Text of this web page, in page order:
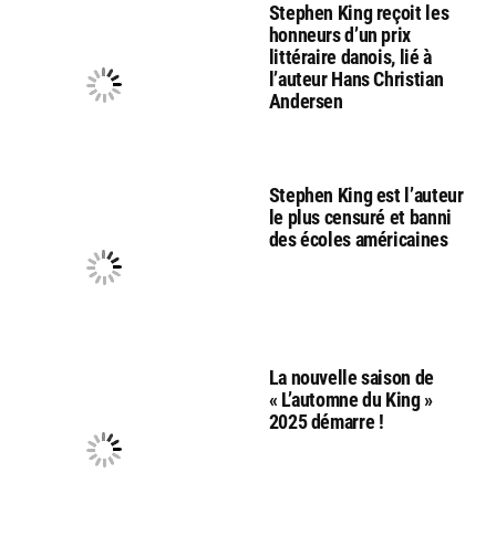
Stephen King reçoit les
honneurs d’un prix
littéraire danois, lié à
l’auteur Hans Christian
Andersen
Stephen King est l’auteur
le plus censuré et banni
des écoles américaines
La nouvelle saison de
« L’automne du King »
2025 démarre !